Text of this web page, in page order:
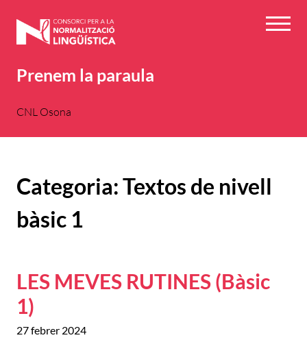
Prenem la paraula
CNL Osona
Categoria:Textos de nivell
bàsic 1
LES MEVES RUTINES (Bàsic
1)
27 febrer 2024